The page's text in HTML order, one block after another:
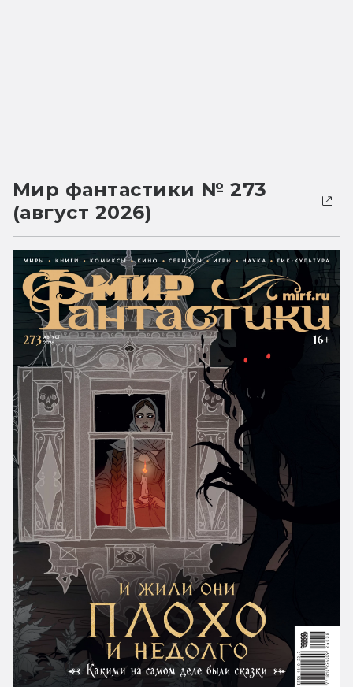
Мир фантастики № 273
(август 2026)